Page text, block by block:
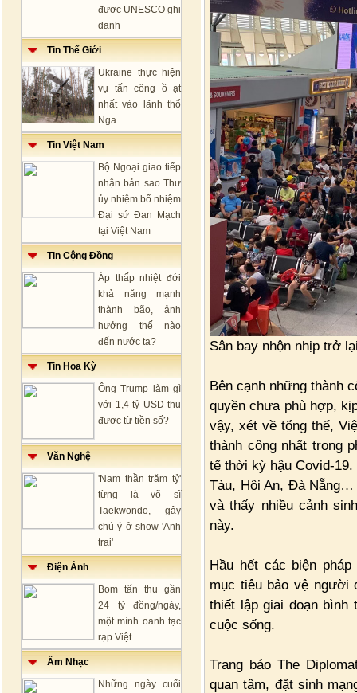
được UNESCO ghi
danh
Tin Thế Giới
Ukraine thực hiện
vụ tấn công ồ ạt
nhất vào lãnh thổ
Nga
Tin Việt Nam
Bộ Ngoại giao tiếp
nhận bản sao Thư
ủy nhiệm bổ nhiệm
Đại sứ Đan Mạch
tại Việt Nam
Tin Cộng Đồng
Áp thấp nhiệt đới
khả năng mạnh
thành bão, ảnh
hưởng thế nào
đến nước ta?
Tin Hoa Kỳ
Ông Trump làm gì
với 1,4 tỷ USD thu
được từ tiền số?
Văn Nghệ
'Nam thần trăm tỷ'
từng là võ sĩ
Taekwondo, gây
chú ý ở show 'Anh
trai'
Điện Ảnh
Bom tấn thu gần
24 tỷ đồng/ngày,
một mình oanh tạc
rạp Việt
Âm Nhạc
Những ngày cuối
Sân bay nhộn nhịp trở
Bên cạnh những thành
quyền chưa phù hợp,
vậy, xét về tổng thể,
thành công nhất trong
tế thời kỳ hậu Covid-19.
Tàu, Hội An, Đà
và thấy nhiều cảnh
này.
Hầu hết các biện
mục tiêu bảo vệ người
thiết lập giai đoạn bình
cuộc sống.
Trang báo The
quan tâm, đặt sinh